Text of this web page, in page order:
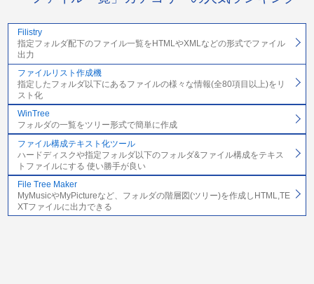
Filistry
指定フォルダ配下のファイル一覧をHTMLやXMLなどの形式でファイル
出力
ファイルリスト作成機
指定したフォルダ以下にあるファイルの様々な情報(全80項目以上)をリ
スト化
WinTree
フォルダの一覧をツリー形式で簡単に作成
ファイル構成テキスト化ツール
ハードディスクや指定フォルダ以下のフォルダ&ファイル構成をテキス
トファイルにする 使い勝手が良い
File Tree Maker
MyMusicやMyPictureなど、フォルダの階層図(ツリー)を作成しHTML,TE
XTファイルに出力できる